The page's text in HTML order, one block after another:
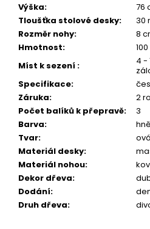
Výška:
76
Tloušťka stolové desky:
30
Rozměr nohy:
8
Hmotnost:
Míst k sezení :
4 -
Specifikace:
Záruka:
2
Počet balíků k přepravě:
3
Barva:
Tvar:
Materiál desky:
Materiál nohou:
Dekor dřeva:
Dodání:
Druh dřeva: